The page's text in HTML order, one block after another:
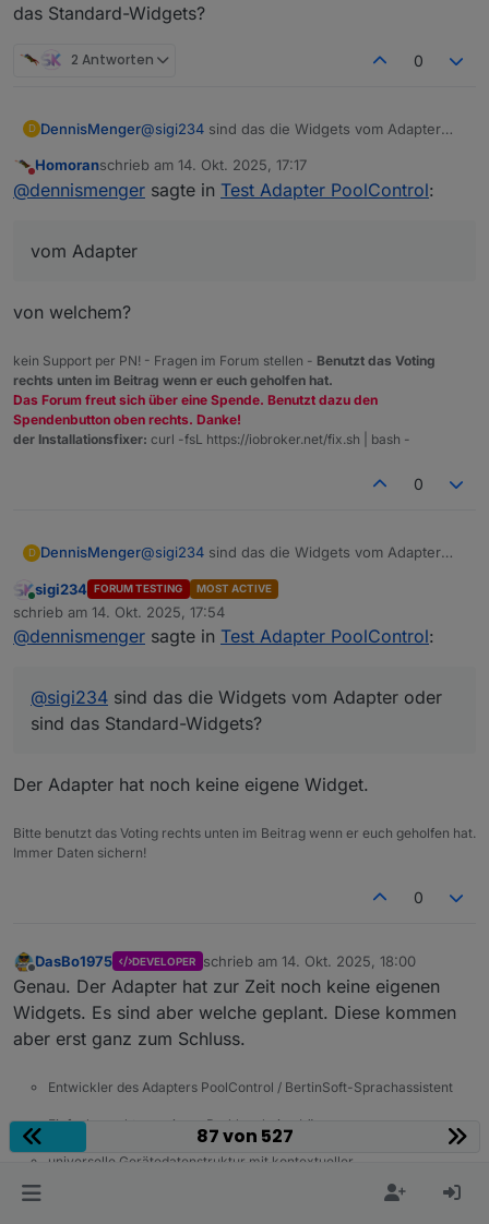
das Standard-Widgets?
2 Antworten 0
D DennisMenger@sigi234 sind das die Widgets vom Adapter
Nicht stören
Homoranschrieb am 14. Okt. 2025, 17:17
zuletzt editiert von
@dennismenger sagte in Test Adapter PoolControl:
vom Adapter
von welchem?
kein Support per PN! - Fragen im Forum stellen - Benutzt das Voting
rechts unten im Beitrag wenn er euch geholfen hat.
Das Forum freut sich über eine Spende. Benutzt dazu den
Spendenbutton oben rechts. Danke!
der Installationsfixer: curl -fsL https://iobroker.net/fix.sh | bash -
0
D DennisMenger@sigi234 sind das die Widgets vom Adapter
Online
sigi234 FORUM TESTING MOST ACTIVE
schrieb am 14. Okt. 2025, 17:54
zuletzt editiert von
@dennismenger sagte in Test Adapter PoolControl:
@sigi234 sind das die Widgets vom Adapter oder
sind das Standard-Widgets?
Der Adapter hat noch keine eigene Widget.
Bitte benutzt das Voting rechts unten im Beitrag wenn er euch geholfen hat.
Immer Daten sichern!
0
DasBo1975 DEVELOPER schrieb am 14. Okt. 2025, 18:00
zuletzt editiert von
Genau. Der Adapter hat zur Zeit noch keine eigenen
Widgets. Es sind aber welche geplant. Diese kommen
aber erst ganz zum Schluss.
Entwickler des Adapters PoolControl / BertinSoft-Sprachassistent
Einfach macht aus einem Problem keine Lösung
universelle Gerätedatenstruktur mit kontextueller
Funktionszuordnung. Oder einfach gesagt: Jedes Gerät spricht
87 von 527